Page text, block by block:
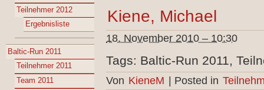
Teilnehmer 2012
Ergebnisliste
Baltic-Run 2011
Teilnehmer 2011
Team 2011
Kiene, Michael
18. November 2010 – 10:30
Tags: Baltic-Run 2011,
Von KieneM Posted in